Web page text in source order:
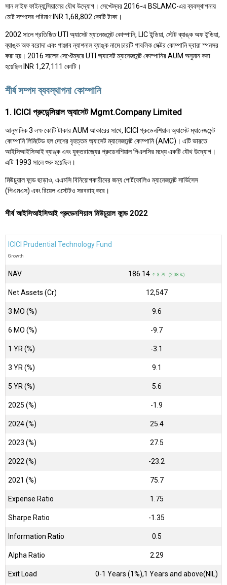
সান লাইফ ফাইন্যান্সিয়ালের যৌথ উদ্যোগ। সেপ্টেম্বর 2016-এ BSLAMC-এর ব্যবস্থাপনায়
মোট সম্পদের পরিমাণ INR 1,68,802 কোটি টাকা।
2002 সালে প্রতিষ্ঠিত UTI অ্যাসেট ম্যানেজমেন্ট কোম্পানি, LIC ইন্ডিয়া, স্টেট ব্যাঙ্ক অফ ইন্ডিয়া,
ব্যাঙ্ক অফ বরোদা এবং পাঞ্জাব ন্যাশনাল ব্যাঙ্ক নামে চারটি পাবলিক সেক্টর কোম্পানি দ্বারা স্পনসর
করা হয়। 2016 সালের সেপ্টেম্বরে UTI অ্যাসেট ম্যানেজমেন্ট কোম্পানির AUM অনুমান করা
হয়েছিল INR 1,27,111 কোটি।
শীর্ষ সম্পদ ব্যবস্থাপনা কোম্পানি
1. ICICI প্রুডেন্সিয়াল অ্যাসেট Mgmt.Company Limited
আনুমানিক ₹3 লক্ষ কোটি টাকার AUM আকারের সাথে, ICICI প্রুডেনশিয়াল অ্যাসেট ম্যানেজমেন্ট
কোম্পানি লিমিটেড হল দেশের বৃহত্তম অ্যাসেট ম্যানেজমেন্ট কোম্পানি (AMC)। এটি ভারতে
আইসিআইসিআই ব্যাঙ্ক এবং যুক্তরাজ্যের প্রুডেনশিয়াল পিএলসির মধ্যে একটি যৌথ উদ্যোগ।
এটি 1993 সালে শুরু হয়েছিল।
মিউচুয়াল ফান্ড ছাড়াও, এএমসি বিনিয়োগকারীদের জন্য পোর্টফোলিও ম্যানেজমেন্ট সার্ভিসেস
(পিএমএস) এবং রিয়েল এস্টেটও সরবরাহ করে।
শীর্ষ আইসিআইসিআই প্রুডেনশিয়াল মিউচুয়াল ফান্ড 2022
ICICI Prudential Technology Fund
Growth
NAV ₹186.14 ↑ 3.79 (2.08 %)
Net Assets (Cr) ₹12,547
3 MO (%) 9.6
6 MO (%) -9.7
1 YR (%) -3.1
3 YR (%) 9.1
5 YR (%) 5.6
2025 (%) -1.9
2024 (%) 25.4
2023 (%) 27.5
2022 (%) -23.2
2021 (%) 75.7
Expense Ratio 1.75
Sharpe Ratio -1.35
Information Ratio 0.5
Alpha Ratio 2.29
Exit Load 0-1 Years (1%),1 Years and above(NIL)